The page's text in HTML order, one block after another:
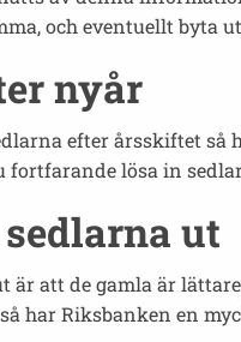
och eventuellt byta
nyår
efter årsskiftet
lösa in
ut
att de gamla är
har Riksbanken en